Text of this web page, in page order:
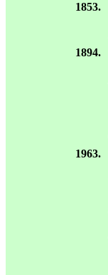
1853.
1894.
1963.